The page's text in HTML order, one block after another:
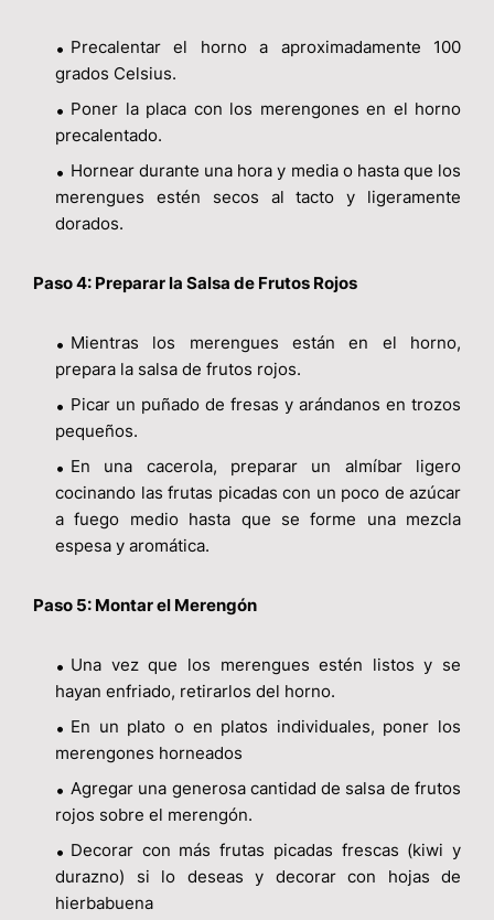
Precalentar el horno a aproximadamente 100
grados Celsius.
Poner la placa con los merengones en el horno
precalentado.
Hornear durante una hora y media o hasta que los
merengues estén secos al tacto y ligeramente
dorados.
Paso 4: Preparar la Salsa de Frutos Rojos
Mientras los merengues están en el horno,
prepara la salsa de frutos rojos.
Picar un puñado de fresas y arándanos en trozos
pequeños.
En una cacerola, preparar un almíbar ligero
cocinando las frutas picadas con un poco de azúcar
a fuego medio hasta que se forme una mezcla
espesa y aromática.
Paso 5: Montar el Merengón
Una vez que los merengues estén listos y se
hayan enfriado, retirarlos del horno.
En un plato o en platos individuales, poner los
merengones horneados
Agregar una generosa cantidad de salsa de frutos
rojos sobre el merengón.
Decorar con más frutas picadas frescas (kiwi y
durazno) si lo deseas y decorar con hojas de
hierbabuena